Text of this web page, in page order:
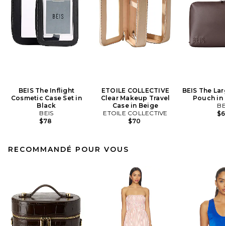
BEIS The Inflight
Cosmetic Case Set in
Black
BEIS
$78
ETOILE COLLECTIVE
Clear Makeup Travel
Case in Beige
ETOILE COLLECTIVE
$70
BEIS The
Pouch in
RECOMMANDÉ POUR VOUS